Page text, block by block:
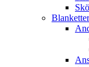
Blanketter